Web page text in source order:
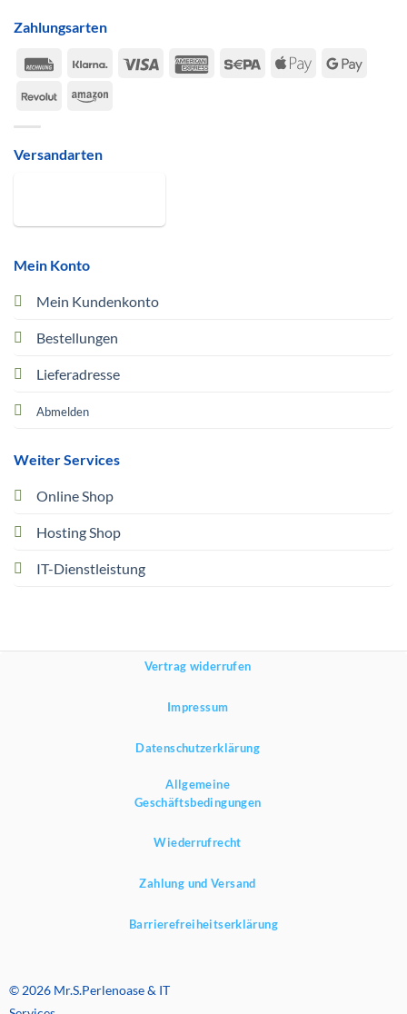
Mein Konto
Mein Kundenkonto
Bestellungen
Lieferadresse
Abmelden
Weiter Services
Online Shop
Hosting Shop
IT-Dienstleistung
Zahlungsarten
Rechung
Klarna Visa
American Sepa
Apple
Google
RevolutAmazon
Versandarten
Vertrag widerrufen
Impressum
Datenschutzerklärung
Allgemeine
Geschäftsbedingungen
Wiederrufrecht
Zahlung und Versand
Barrierefreiheitserklärung
© 2026 Mr.S.Perlenoase & IT